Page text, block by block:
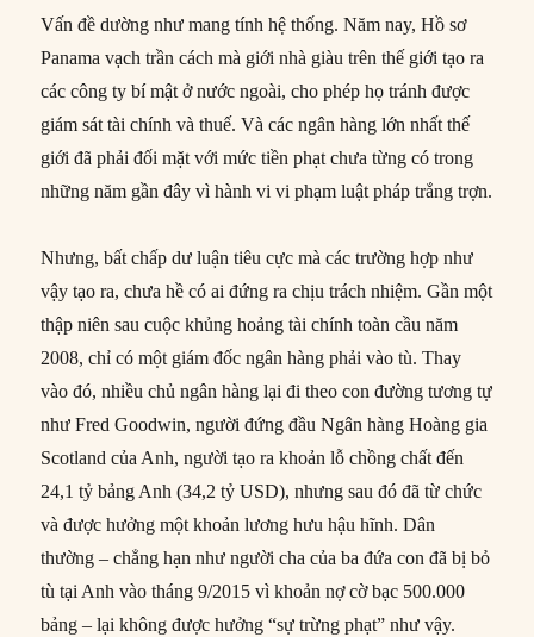
Vấn đề dường như mang tính hệ thống. Năm nay, Hồ sơ
Panama vạch trần cách mà giới nhà giàu trên thế giới tạo ra
các công ty bí mật ở nước ngoài, cho phép họ tránh được
giám sát tài chính và thuế. Và các ngân hàng lớn nhất thế
giới đã phải đối mặt với mức tiền phạt chưa từng có trong
những năm gần đây vì hành vi vi phạm luật pháp trắng trợn.
Nhưng, bất chấp dư luận tiêu cực mà các trường hợp như
vậy tạo ra, chưa hề có ai đứng ra chịu trách nhiệm. Gần một
thập niên sau cuộc khủng hoảng tài chính toàn cầu năm
2008, chỉ có một giám đốc ngân hàng phải vào tù. Thay
vào đó, nhiều chủ ngân hàng lại đi theo con đường tương tự
như Fred Goodwin, người đứng đầu Ngân hàng Hoàng gia
Scotland của Anh, người tạo ra khoản lỗ chồng chất đến
24,1 tỷ bảng Anh (34,2 tỷ USD), nhưng sau đó đã từ chức
và được hưởng một khoản lương hưu hậu hĩnh. Dân
thường – chẳng hạn như người cha của ba đứa con đã bị bỏ
tù tại Anh vào tháng 9/2015 vì khoản nợ cờ bạc 500.000
bảng – lại không được hưởng “sự trừng phạt” như vậy.